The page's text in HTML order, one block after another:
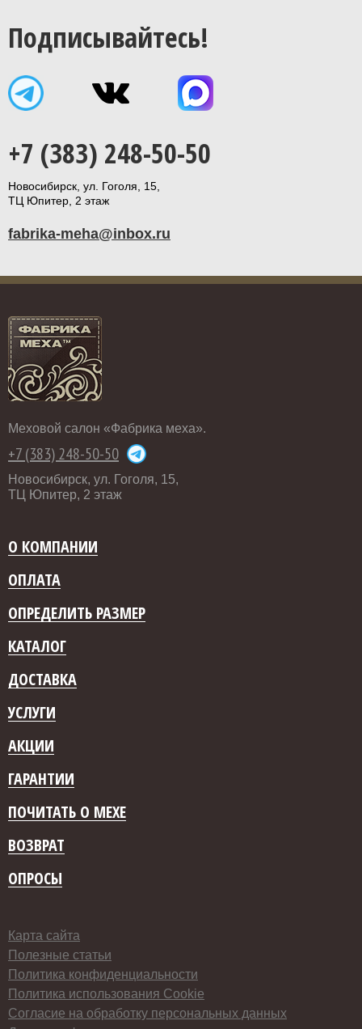
Подписывайтесь!
+7 (383) 248-50-50
Новосибирск, ул. Гоголя, 15,
ТЦ Юпитер, 2 этаж
fabrika-meha@inbox.ru
Меховой салон «Фабрика меха».
+7 (383) 248-50-50
Новосибирск, ул. Гоголя, 15,
ТЦ Юпитер, 2 этаж
О КОМПАНИИ
ОПЛАТА
ОПРЕДЕЛИТЬ РАЗМЕР
КАТАЛОГ
ДОСТАВКА
УСЛУГИ
АКЦИИ
ГАРАНТИИ
ПОЧИТАТЬ О МЕХЕ
ВОЗВРАТ
ОПРОСЫ
Карта сайта
Полезные статьи
Политика конфиденциальности
Политика использования Cookie
Согласие на обработку персональных данных